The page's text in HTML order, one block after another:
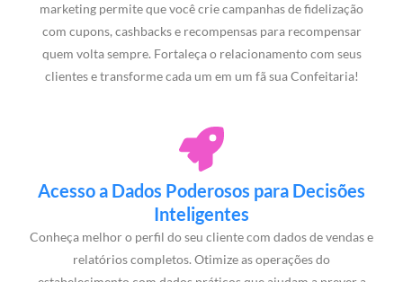
marketing permite que você crie campanhas de fidelização
com cupons, cashbacks e recompensas para recompensar
quem volta sempre. Fortaleça o relacionamento com seus
clientes e transforme cada um em um fã sua Confeitaria!
Acesso a Dados Poderosos para Decisões
Inteligentes
Conheça melhor o perfil do seu cliente com dados de vendas e
relatórios completos. Otimize as operações do